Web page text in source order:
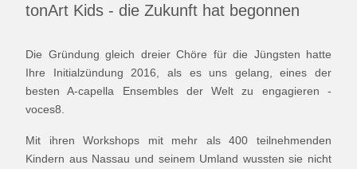
tonArt Kids - die Zukunft hat begonnen
Die Gründung gleich dreier Chöre für die Jüngsten hatte
Ihre Initialzündung 2016, als es uns gelang, eines der
besten A-capella Ensembles der Welt zu engagieren -
voces8.
Mit ihren Workshops mit mehr als 400 teilnehmenden
Kindern aus Nassau und seinem Umland wussten sie nicht